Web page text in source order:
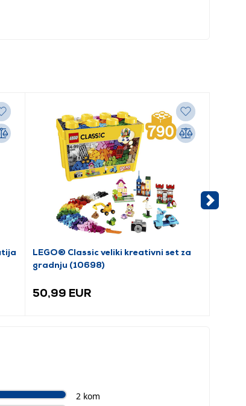
LEGO® Classic veliki kreativni set za
gradnju (10698)
50,99 EUR
2 kom